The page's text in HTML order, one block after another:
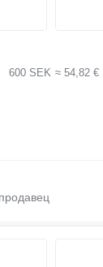
600 SEK ≈ 54,82 €